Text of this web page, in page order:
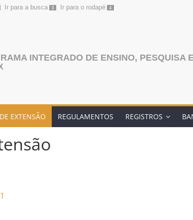
Ir para a busca 3 Ir para o rodapé 4
INTEGRADO DE ENSINO, PESQUISA
EXTENSÃO REGULAMENTOS REGISTROS